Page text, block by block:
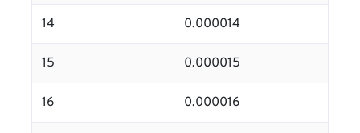
14 0.000014
15 0.000015
16 0.000016